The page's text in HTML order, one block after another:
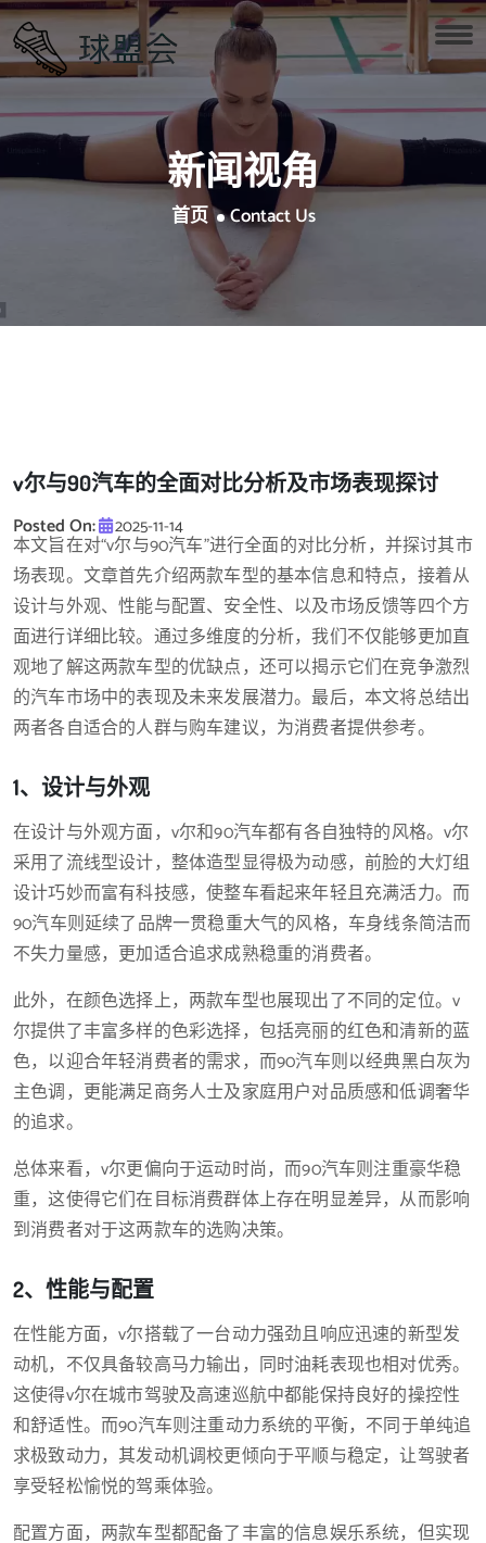
新闻视角
首页 Contact Us
v尔与90汽车的全面对比分析及市场表现探讨
Posted On: 2025-11-14
本文旨在对“v尔与90汽车”进行全面的对比分析，并探讨其市
场表现。文章首先介绍两款车型的基本信息和特点，接着从
设计与外观、性能与配置、安全性、以及市场反馈等四个方
面进行详细比较。通过多维度的分析，我们不仅能够更加直
观地了解这两款车型的优缺点，还可以揭示它们在竞争激烈
的汽车市场中的表现及未来发展潜力。最后，本文将总结出
两者各自适合的人群与购车建议，为消费者提供参考。
1、设计与外观
在设计与外观方面，v尔和90汽车都有各自独特的风格。v尔
采用了流线型设计，整体造型显得极为动感，前脸的大灯组
设计巧妙而富有科技感，使整车看起来年轻且充满活力。而
90汽车则延续了品牌一贯稳重大气的风格，车身线条简洁而
不失力量感，更加适合追求成熟稳重的消费者。
此外，在颜色选择上，两款车型也展现出了不同的定位。v
尔提供了丰富多样的色彩选择，包括亮丽的红色和清新的蓝
色，以迎合年轻消费者的需求，而90汽车则以经典黑白灰为
主色调，更能满足商务人士及家庭用户对品质感和低调奢华
的追求。
总体来看，v尔更偏向于运动时尚，而90汽车则注重豪华稳
重，这使得它们在目标消费群体上存在明显差异，从而影响
到消费者对于这两款车的选购决策。
2、性能与配置
在性能方面，v尔搭载了一台动力强劲且响应迅速的新型发
动机，不仅具备较高马力输出，同时油耗表现也相对优秀。
这使得v尔在城市驾驶及高速巡航中都能保持良好的操控性
和舒适性。而90汽车则注重动力系统的平衡，不同于单纯追
求极致动力，其发动机调校更倾向于平顺与稳定，让驾驶者
享受轻松愉悦的驾乘体验。
配置方面，两款车型都配备了丰富的信息娱乐系统，但实现